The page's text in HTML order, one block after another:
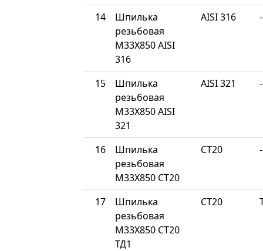
14
Шпилька
резьбовая
М33Х850 AISI
316
AISI 316 -
15
Шпилька
резьбовая
М33Х850 AISI
321
AISI 321 -
16
Шпилька
резьбовая
М33Х850 СТ20
СТ20 -
17
Шпилька
резьбовая
М33Х850 СТ20
ТД1
СТ20